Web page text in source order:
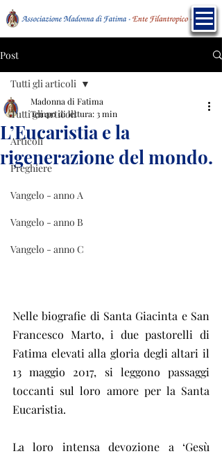
Post
Tutti gli articoli
Articoli
Preghiere
Vangelo - anno A
Vangelo - anno B
Vangelo - anno C
Tutti gli articoli
L’Eucaristia e la
rigenerazione del mondo.
Madonna di Fatima
Tempo di lettura: 3 min
Nelle biografie di Santa Giacinta e San
Francesco Marto, i due pastorelli di
Fatima elevati alla gloria degli altari il
13 maggio 2017, si leggono passaggi
toccanti sul loro amore per la Santa
Eucaristia.
La loro intensa devozione a ‘Gesù